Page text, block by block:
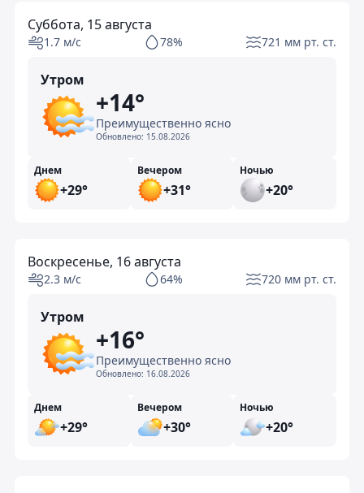
Суббота, 15 августа
1.7 м/с 78% 721 мм рт. ст.
Утром
+14°
Преимущественно ясно
Обновлено: 15.08.2026
Днем
+29°
Вечером
+31°
Ночью
+20°
Воскресенье, 16 августа
2.3 м/с 64% 720 мм рт. ст.
Утром
+16°
Преимущественно ясно
Обновлено: 16.08.2026
Днем
+29°
Вечером
+30°
Ночью
+20°